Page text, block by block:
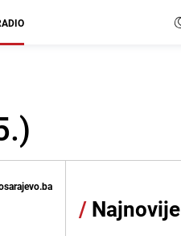
/ Najnovije